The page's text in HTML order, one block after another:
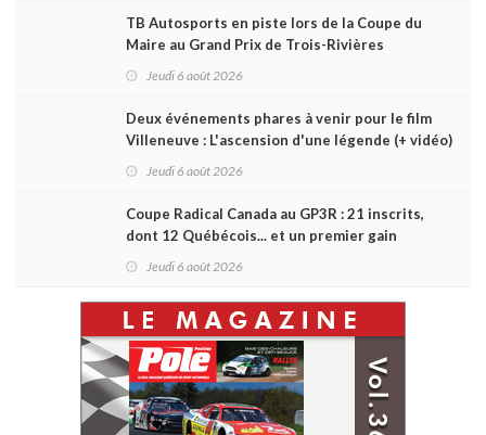
TB Autosports en piste lors de la Coupe du
Maire au Grand Prix de Trois-Rivières
Jeudi 6 août 2026
Deux événements phares à venir pour le film
Villeneuve : L'ascension d'une légende (+ vidéo)
Jeudi 6 août 2026
Coupe Radical Canada au GP3R : 21 inscrits,
dont 12 Québécois... et un premier gain
Jeudi 6 août 2026